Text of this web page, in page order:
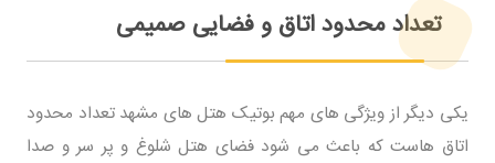
تعداد محدود اتاق و فضایی صمیمی
یکی دیگر از ویژگی های مهم بوتیک هتل های مشهد تعداد محدود
اتاق هاست که باعث می شود فضای هتل شلوغ و پر سر و صدا